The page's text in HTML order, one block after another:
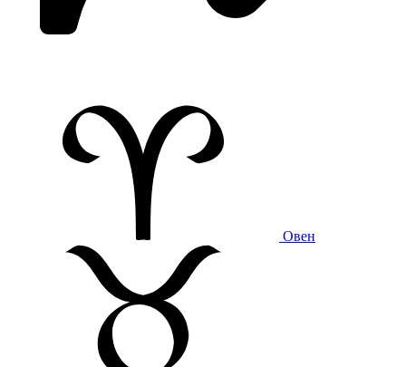
Овен